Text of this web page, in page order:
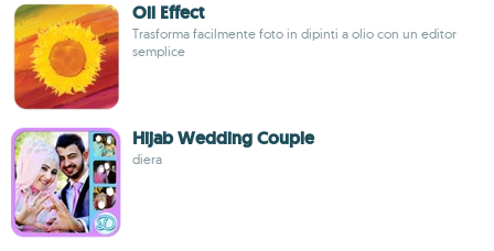
Oil Effect
Trasforma facilmente foto in dipinti a olio con un editor
semplice
Hijab Wedding Couple
diera